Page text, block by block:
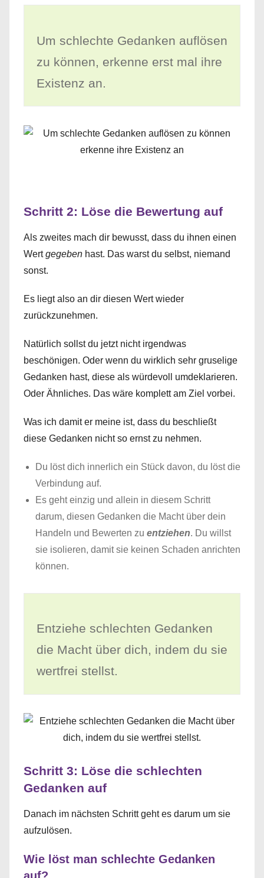
Um schlechte Gedanken auflösen
zu können, erkenne erst mal ihre
Existenz an.
Schritt 2: Löse die Bewertung auf
Als zweites mach dir bewusst, dass du ihnen einen
Wertgegeben hast. Das warst du selbst, niemand
sonst.
Es liegt also an dir diesen Wert wieder
zurückzunehmen.
Natürlich sollst du jetzt nicht irgendwas
beschönigen. Oder wenn du wirklich sehr gruselige
Gedanken hast, diese als würdevoll umdeklarieren.
Oder Ähnliches. Das wäre komplett am Ziel vorbei.
Was ich damit er meine ist, dass du beschließt
diese Gedanken nicht so ernst zu nehmen.
Du löst dich innerlich ein Stück davon, du löst die
Verbindung auf.
Es geht einzig und allein in diesem Schritt
darum, diesen Gedanken die Macht über dein
Handeln und Bewerten zu entziehen. Du willst
sie isolieren, damit sie keinen Schaden anrichten
können.
Entziehe schlechten Gedanken
die Macht über dich, indem du sie
wertfrei stellst.
Schritt 3: Löse die schlechten
Gedanken auf
Danach im nächsten Schritt geht es darum um sie
aufzulösen.
Wie löst man schlechte Gedanken